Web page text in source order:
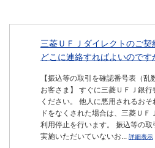
三菱ＵＦＪダイレクトのご
どこに連絡すればよいのです
【振込等の取引を確認番号表（
お客さま】 すぐに三菱ＵＦＪ銀
ください。 他人に悪用されるお
ドをなくされた場合は、三菱Ｕ
利用停止を行います。 振込等の
実施いただいていないお... 詳細表示